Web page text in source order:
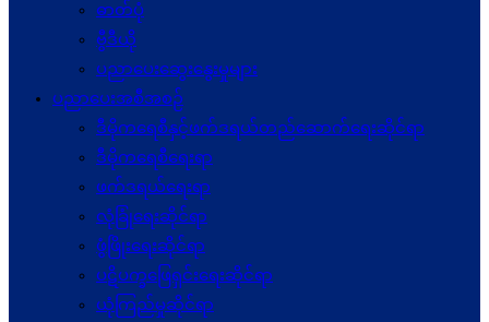
ဓာတ်ပုံ
ဗွီဒီယို
ပညာပေးဆွေးနွေးမှုများ
ပညာပေးအစီအစဉ်
ဒီမိုကရေစီနှင့်ဖက်ဒရယ်တည်ဆောက်ရေးဆိုင်ရာ
ဒီမိုကရေစီရေးရာ
ဖက်ဒရယ်ရေးရာ
လုံခြုံရေးဆိုင်ရာ
ဖွံဖြိုးရေးဆိုင်ရာ
ပဋိပက္ခ‌ဖြေရှင်းရေးဆိုင်ရာ
ယုံကြည်မှုဆိုင်ရာ